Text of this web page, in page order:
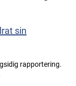
sin
rapportering.